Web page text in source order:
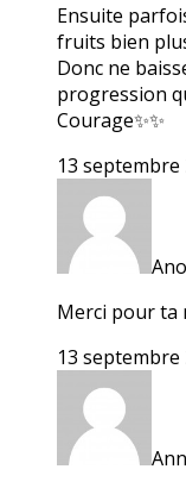
Ensuite
fruits bien
Donc ne
progression
Courage✨✨
13 septembre
Merci pour ta
13 septembre